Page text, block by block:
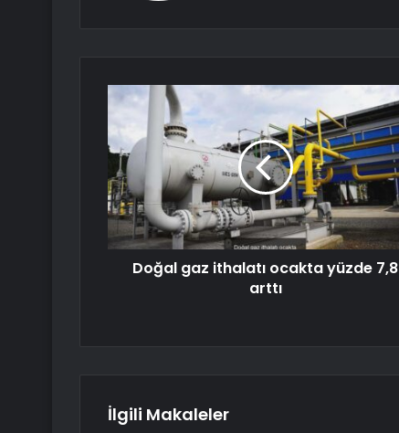
Doğal gaz ithalatı ocakta yüzde 7,8
arttı
İlgili Makaleler